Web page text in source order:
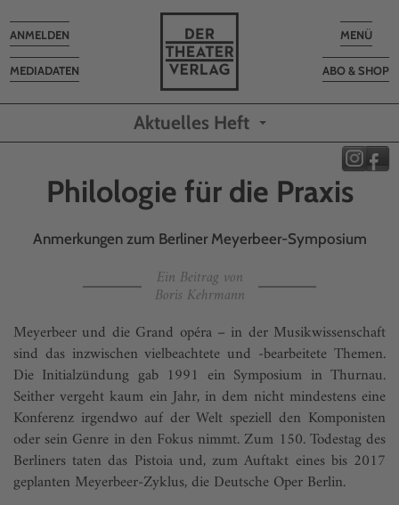
Toggle
MENÜ
ABO & SHOP
MEDIADATEN
Toggle
navigation
ANMELDEN
Aktuelles Heft
Philologie für die Praxis
Anmerkungen zum Berliner Meyerbeer-Symposium
Ein Beitrag von
Boris Kehrmann
Meyerbeer und die Grand opéra – in der Musikwissenschaft
sind das inzwischen vielbeachtete und -bearbeitete Themen.
Die Initialzündung gab 1991 ein Symposium in Thurnau.
Seither vergeht kaum ein Jahr, in dem nicht mindestens eine
Konferenz irgendwo auf der Welt speziell den Komponisten
oder sein Genre in den Fokus nimmt. Zum 150. Todestag des
Berliners taten das Pistoia und, zum Auftakt eines bis 2017
geplanten Meyerbeer-Zyklus, die Deutsche Oper Berlin.